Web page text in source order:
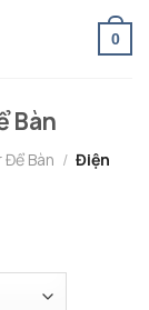
0
Bàn
Bàn / Điện